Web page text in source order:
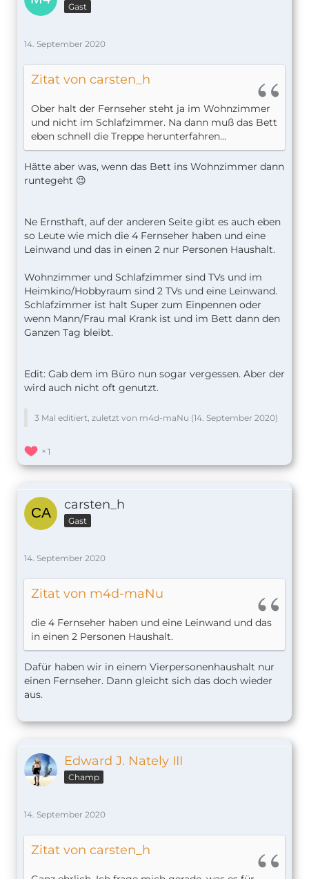
Gast
14. September 2020
Zitat von carsten_h
Ober halt der Fernseher steht ja im Wohnzimmer
und nicht im Schlafzimmer. Na dann muß das Bett
eben schnell die Treppe herunterfahren...
Hätte aber was, wenn das Bett ins Wohnzimmer dann
runtegeht 😉
Ne Ernsthaft, auf der anderen Seite gibt es auch eben
so Leute wie mich die 4 Fernseher haben und eine
Leinwand und das in einen 2 nur Personen Haushalt.
Wohnzimmer und Schlafzimmer sind TVs und im
Heimkino/Hobbyraum sind 2 TVs und eine Leinwand.
Schlafzimmer ist halt Super zum Einpennen oder
wenn Mann/Frau mal Krank ist und im Bett dann den
Ganzen Tag bleibt.
Edit: Gab dem im Büro nun sogar vergessen. Aber der
wird auch nicht oft genutzt.
3 Mal editiert, zuletzt von m4d-maNu (14. September 2020)
1
carsten_h
Gast
14. September 2020
Zitat von m4d-maNu
die 4 Fernseher haben und eine Leinwand und das
in einen 2 Personen Haushalt.
Dafür haben wir in einem Vierpersonenhaushalt nur
einen Fernseher. Dann gleicht sich das doch wieder
aus.
Edward J. Nately III
Champ
14. September 2020
Zitat von carsten_h